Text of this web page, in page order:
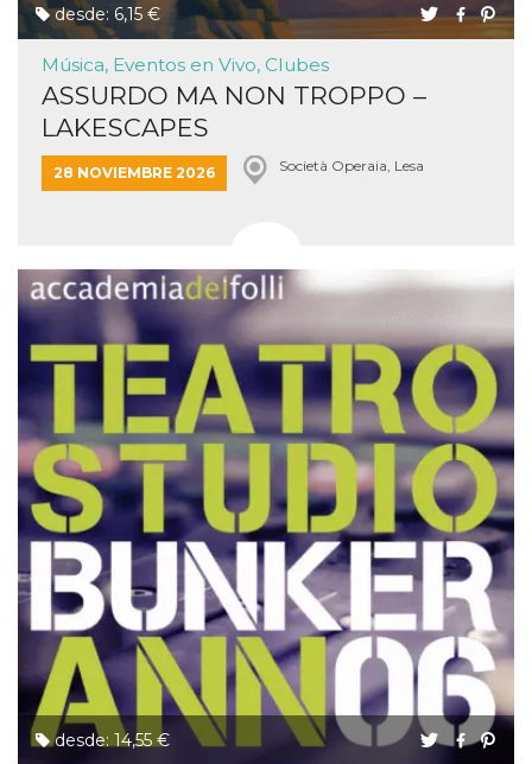
desde: 6,15 €
Música, Eventos en Vivo, Clubes
ASSURDO MA NON TROPPO –
LAKESCAPES
28 NOVIEMBRE 2026 Società Operaia, Lesa
desde: 14,55 €